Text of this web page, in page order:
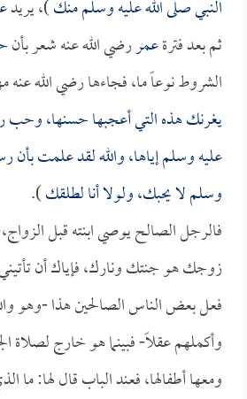
النبي صلى الله عليه وسلم منك)، يريد
ثم بعد فترةعمررضي الله عنه شعر بأن
الشروط نوعاً ما، فجاءها رضي الله عنه
يغرنك هذه التي أعجبها حسنها، وحب
عليه وسلم إياها، والله لقد علمت بأن
وسلم لا يحبك، ولولا أنا لطلقك).
فالرجل الصالح يوصي ابنته قبل
زوجك هو جنتك ونارك، فإياك أن
فعل بعض الناس الصالحين هذا -وهو
وأكملهم عقلاً- فبينما هو خارج لصلاة
ومعها أطفالها، فعند الباب قال لها: